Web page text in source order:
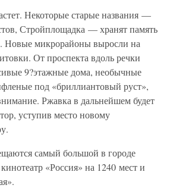
Некоторые старые названия —
Стройплощадка — хранят память
Новые микрорайоны выросли на
От проспекта вдоль речки
9?этажные дома, необычные
под «бриллиантовый руст»,
Ржавка в дальнейшем будет
уступив место новому
самый большой в городе
«Россия» на 1240 мест и